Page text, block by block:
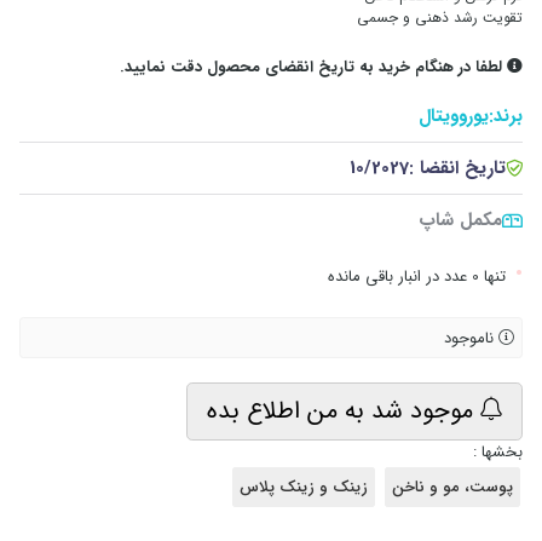
تقویت رشد ذهنی و جسمی
لطفا در هنگام خرید به تاریخ انقضای محصول دقت نمایید.
برند:یوروویتال
تاریخ انقضا :10/2027
مکمل شاپ
• تنها 0 عدد در انبار باقی مانده
ناموجود
موجود شد به من اطلاع بده
بخشها :
پوست، مو و ناخن
زینک و زینک پلاس